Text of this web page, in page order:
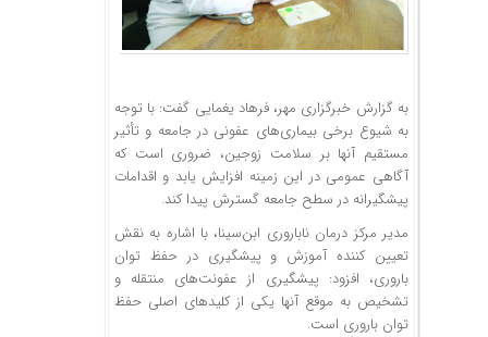
به گزارش خبرگزاری مهر، فرهاد یغمایی گفت: با توجه
به شیوع برخی بیماری‌های عفونی در جامعه و تأثیر
مستقیم آنها بر سلامت زوجین، ضروری است که
آگاهی عمومی در این زمینه افزایش یابد و اقدامات
پیشگیرانه در سطح جامعه گسترش پیدا کند.
مدیر مرکز درمان ناباروری ابن‌سینا، با اشاره به نقش
تعیین کننده آموزش و پیشگیری در حفظ توان
باروری، افزود: پیشگیری از عفونت‌های منتقله و
تشخیص به موقع آنها یکی از کلیدهای اصلی حفظ
توان باروری است.